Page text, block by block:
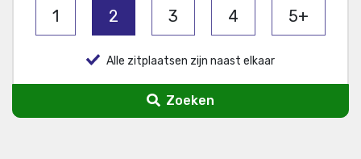
1 2 3 4 5+
Alle zitplaatsen zijn naast elkaar
Zoeken